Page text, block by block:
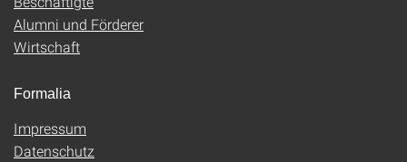
Alumni und Förderer
Wirtschaft
Formalia
Impressum
Datenschutz